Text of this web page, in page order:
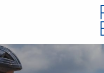
principal